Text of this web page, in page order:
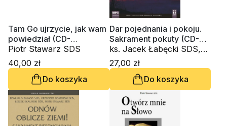
Tam Go ujrzycie, jak wam
powiedział (CD-
audiobook)
Piotr Stawarz SDS
40,00 zł
Do koszyka
Dar pojednania i pokoju.
Sakrament pokuty (CD-
audiobook)
ks. Jacek Łabęcki SDS,
ks. Leszek Skaliński SDS,
Piotr Stawarz SDS, Piotr
Ślęczka SDS
27,00 zł
Do koszyka